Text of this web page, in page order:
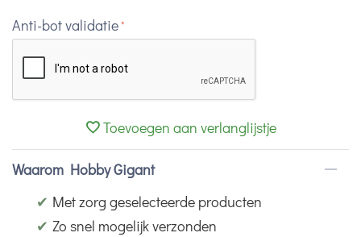
Anti-bot validatie
Toevoegen aan verlanglijstje
Waarom Hobby Gigant
✔ Met zorg geselecteerde producten
✔ Zo snel mogelijk verzonden